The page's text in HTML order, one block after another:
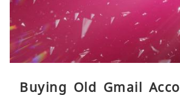
Buying Old Gmail